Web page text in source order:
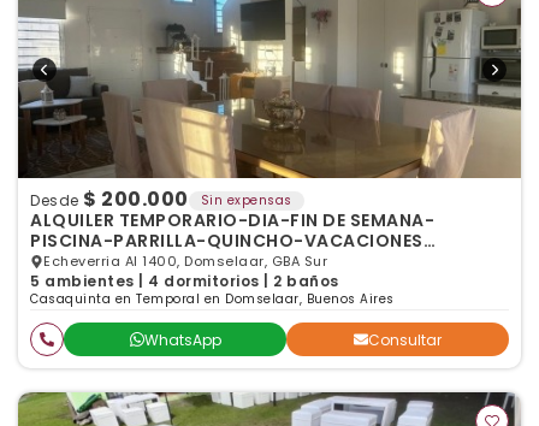
Desde $ 200.000 Sin expensas
ALQUILER TEMPORARIO-DIA-FIN DE SEMANA-
PISCINA-PARRILLA-QUINCHO-VACACIONES
INVIERNO
Echeverria Al 1400, Domselaar, GBA Sur
5 ambientes | 4 dormitorios | 2 baños
Casaquinta en Temporal en Domselaar, Buenos Aires
WhatsApp Consultar